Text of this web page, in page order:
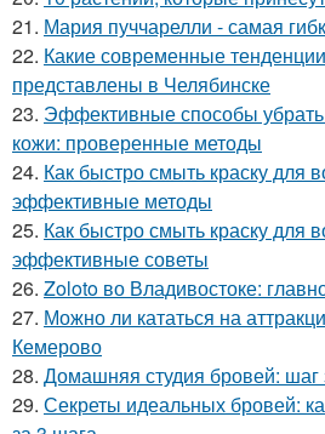
21. Мария пуччарелли - самая
22. Какие современные
представлены в Челябинске
23. Эффективные способы убрать
кожи: проверенные методы
24. Как быстро смыть краску для
эффективные методы
25. Как быстро смыть краску для
эффективные советы
26. Zoloto во Владивостоке:
27. Можно ли кататься на
Кемерово
28. Домашняя студия бровей: шаг
29. Секреты идеальных бровей: